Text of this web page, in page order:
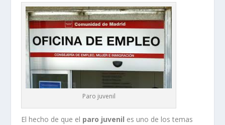
Paro juvenil
El hecho de que el paro juvenil es uno de los temas